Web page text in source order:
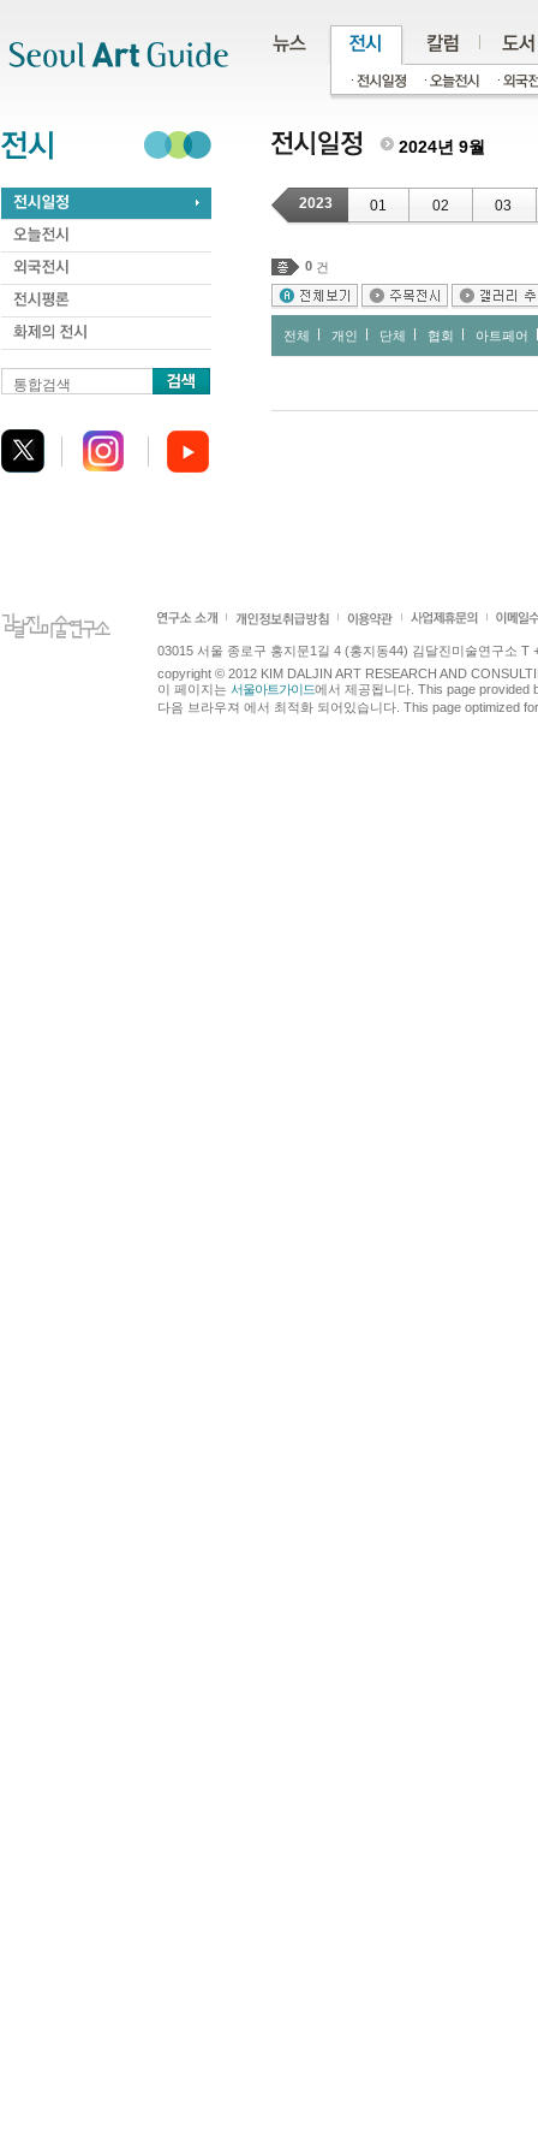
통합검색
2024년 9월
2023 01 02 03
0 건
전체 개인 단체 협회 아트페어
03015 서울 종로구 홍지문1길 4 (홍지동44) 김달진미술연구소 T
copyright © 2012 KIM DALJIN ART RESEARCH AND
이 페이지는 서울아트가이드에서 제공됩니다. This page provided
다음 브라우져 에서 최적화 되어있습니다. This page optimized